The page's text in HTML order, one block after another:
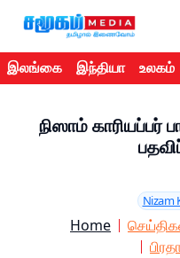
இலங்கை இந்தியா உலகம்
நிஸாம் காரியப்பர்
Nizam
Home